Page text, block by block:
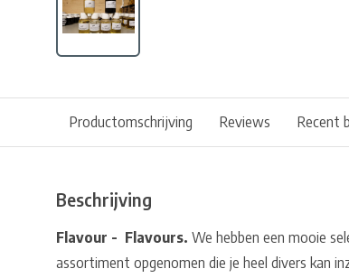
Productomschrijving Reviews Recent
Beschrijving
Flavour - Flavours. We hebben een mooie
assortiment opgenomen die je heel divers kan